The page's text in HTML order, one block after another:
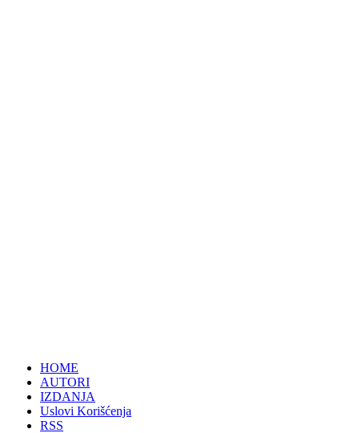
HOME
AUTORI
IZDANJA
Uslovi Korišćenja
RSS